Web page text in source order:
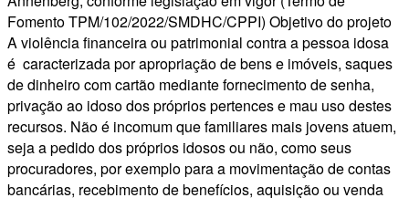
Fomento TPM/102/2022/SMDHC/CPPI) Objetivo do projeto
A violência financeira ou patrimonial contra a pessoa idosa
é caracterizada por apropriação de bens e imóveis, saques
de dinheiro com cartão mediante fornecimento de senha,
privação ao idoso dos próprios pertences e mau uso destes
recursos. Não é incomum que familiares mais jovens atuem,
seja a pedido dos próprios idosos ou não, como seus
procuradores, por exemplo para a movimentação de contas
bancárias, recebimento de benefícios, aquisição ou venda